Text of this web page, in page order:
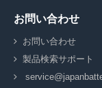
お問い合わせ
お問い合わせ
製品検索サポート